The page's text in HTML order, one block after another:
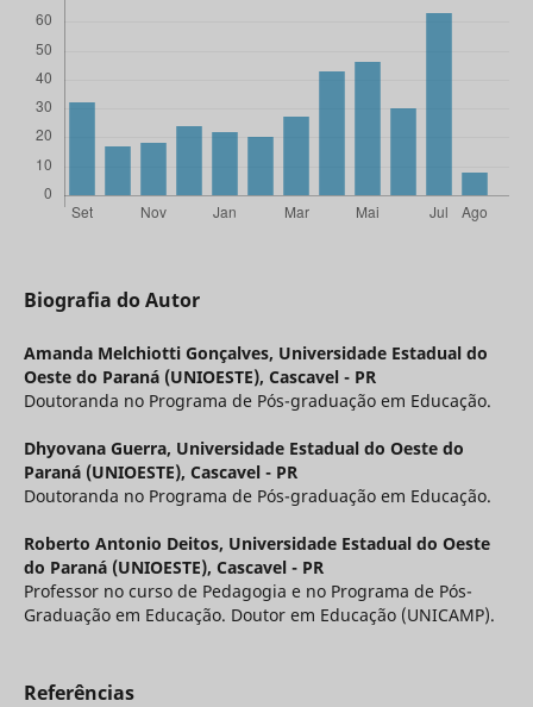
Biografia do Autor
Amanda Melchiotti Gonçalves, Universidade Estadual do
Oeste do Paraná (UNIOESTE), Cascavel - PR
Doutoranda no Programa de Pós-graduação em Educação.
Dhyovana Guerra, Universidade Estadual do Oeste do
Paraná (UNIOESTE), Cascavel - PR
Doutoranda no Programa de Pós-graduação em Educação.
Roberto Antonio Deitos, Universidade Estadual do Oeste
do Paraná (UNIOESTE), Cascavel - PR
Professor no curso de Pedagogia e no Programa de Pós-
Graduação em Educação. Doutor em Educação (UNICAMP).
Referências